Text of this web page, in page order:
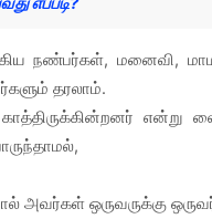
நண்பர்கள், மனைவி,
தரலாம்.
காத்திருக்கின்றனர்
அவர்கள் ஒருவருக்கு